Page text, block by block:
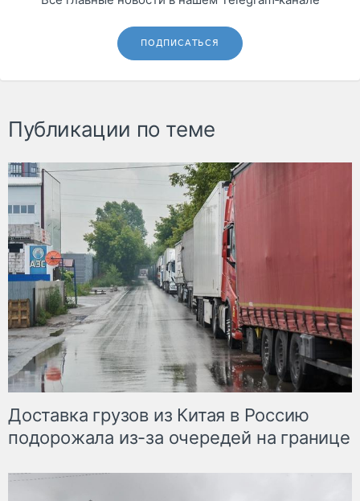
ПОДПИСАТЬСЯ
Публикации по теме
Доставка грузов из Китая в Россию
подорожала из-за очередей на границе